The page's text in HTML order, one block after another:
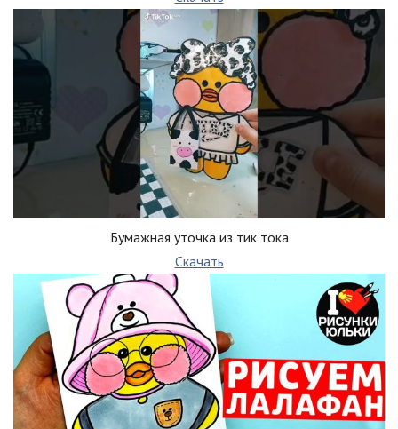
Бумажная уточка из тик тока
Скачать